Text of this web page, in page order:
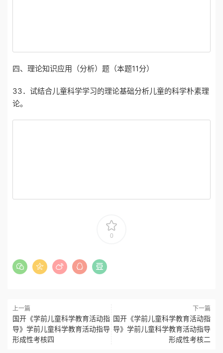
四、理论知识应用（分析）题（本题11分）
33．试结合儿童科学学习的理论基础分析儿童的科学朴素理
论。
0
上一篇
国开《学前儿童科学教育活动指
导》学前儿童科学教育活动指导
形成性考核四
下一篇
国开《学前儿童科学教育活动指
导》学前儿童科学教育活动指导
形成性考核二